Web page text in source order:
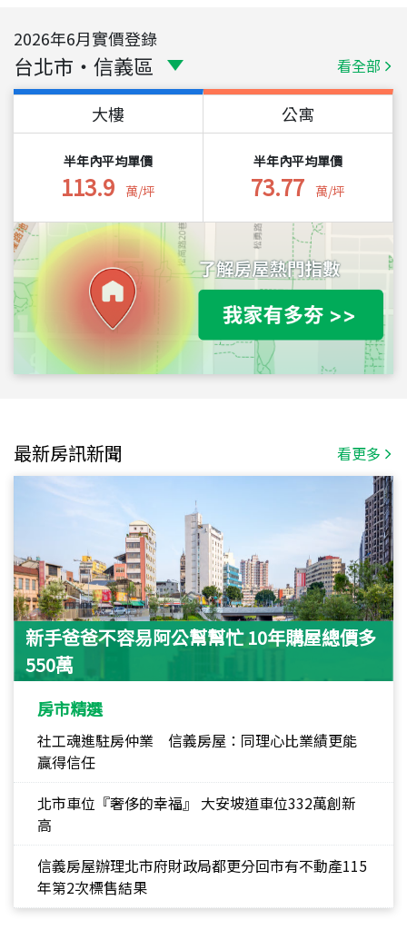
2026年6月實價登錄
台北市 ・ 信義區 看全部
大樓
半年內平均單價
113.9 萬/坪
公寓
半年內平均單價
73.77 萬/坪
最新房訊新聞 看更多
新手爸爸不容易阿公幫幫忙 10年購屋總價多
550萬
房市精選
社工魂進駐房仲業 信義房屋：同理心比業績更能
贏得信任
北市車位『奢侈的幸福』 大安坡道車位332萬創新
高
信義房屋辦理北市府財政局都更分回市有不動產115
年第2次標售結果